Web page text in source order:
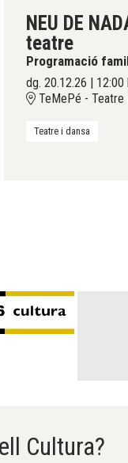
NEU DE
teatre
Programació
dg. 20.12.26
12:00
TeMePé - Teatre
Teatre i dansa
Cultura?